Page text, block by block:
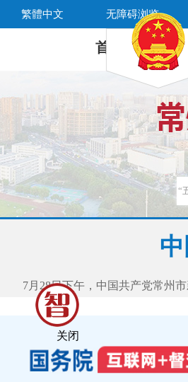
繁體中文 无障碍浏览
首 页
7月28日下午，中国共产党常州
关闭